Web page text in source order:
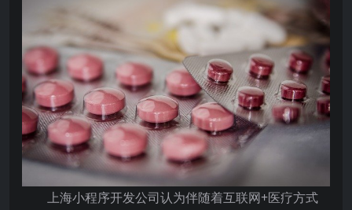
上海小程序开发公司认为伴随着互联网+医疗方式